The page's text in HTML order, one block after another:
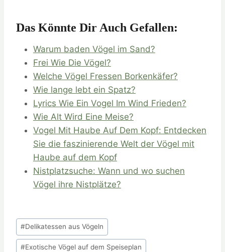
Das Könnte Dir Auch Gefallen:
Warum baden Vögel im Sand?
Frei Wie Die Vögel?
Welche Vögel Fressen Borkenkäfer?
Wie lange lebt ein Spatz?
Lyrics Wie Ein Vogel Im Wind Frieden?
Wie Alt Wird Eine Meise?
Vogel Mit Haube Auf Dem Kopf: Entdecken
Sie die faszinierende Welt der Vögel mit
Haube auf dem Kopf
Nistplatzsuche: Wann und wo suchen
Vögel ihre Nistplätze?
Schlagworte:
#Delikatessen aus Vögeln
#Exotische Vögel auf dem Speiseplan